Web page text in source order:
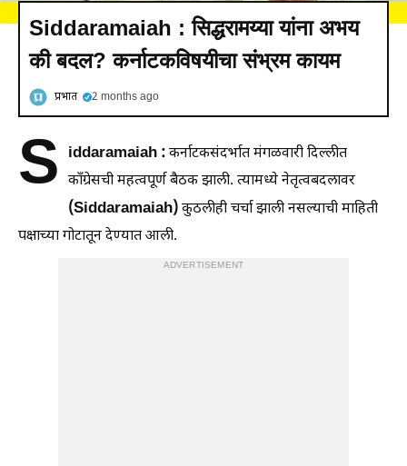
Siddaramaiah : सिद्धरामय्या यांना अभय
की बदल? कर्नाटकविषयीचा संभ्रम कायम
प्रभात 2 months ago
S iddaramaiah :कर्नाटकसंदर्भात मंगळवारी दिल्लीत
कॉंग्रेसची महत्वपूर्ण बैठक झाली. त्यामध्ये नेतृत्वबदलावर
(Siddaramaiah)कुठलीही चर्चा झाली नसल्याची माहिती
पक्षाच्या गोटातून देण्यात आली.
ADVERTISEMENT